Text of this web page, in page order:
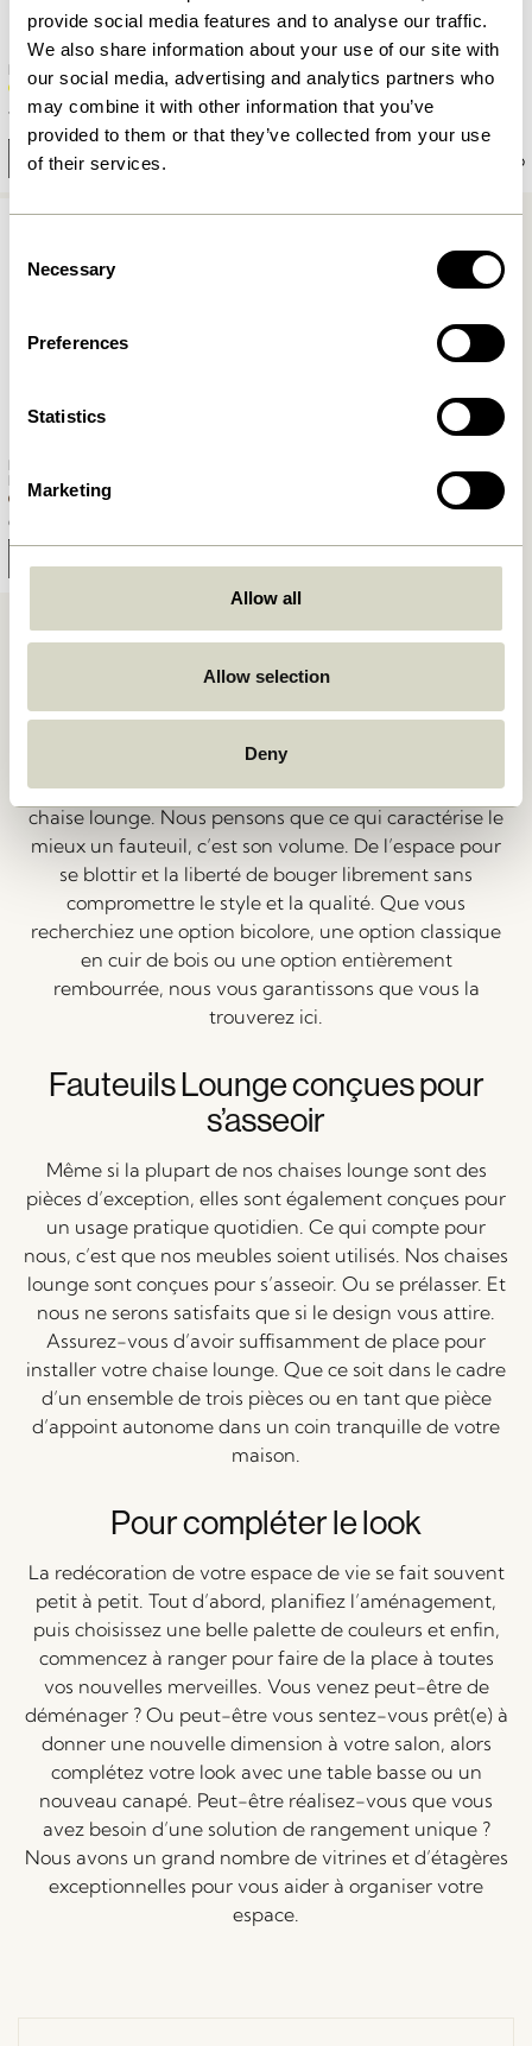
provide social media features and to analyse our traffic.
We also share information about your use of our site with
our social media, advertising and analytics partners who
may combine it with other information that you’ve
provided to them or that they’ve collected from your use
of their services.
Selection
Necessary
Preferences
Statistics
Marketing
Allow all
Allow selection
Deny
Eyrie Fauteuil lounge Jaune
4.999,00kr.
Ajouter au panier
Haze Fauteuil lounge
Gris/Naturel
Haze Fauteuil lounge
Marron/Naturel
6.399,00
Une invitation à la détente
livre préféré, ou quoi que ce soit d’autre, faites-vous
plaisir et installez-vous confortablement dans une
chaise lounge. Nous pensons que ce qui caractérise le
mieux un fauteuil, c’est son volume. De l’espace pour
se blottir et la liberté de bouger librement sans
compromettre le style et la qualité. Que vous
recherchiez une option bicolore, une option classique
en cuir de bois ou une option entièrement
rembourrée, nous vous garantissons que vous la
trouverez ici.
Fauteuils Lounge conçues pour
s’asseoir
Même si la plupart de nos chaises lounge sont des
pièces d’exception, elles sont également conçues pour
un usage pratique quotidien. Ce qui compte pour
nous, c’est que nos meubles soient utilisés. Nos chaises
lounge sont conçues pour s’asseoir. Ou se prélasser. Et
nous ne serons satisfaits que si le design vous attire.
Assurez-vous d’avoir suffisamment de place pour
installer votre chaise lounge. Que ce soit dans le cadre
d’un ensemble de trois pièces ou en tant que pièce
d’appoint autonome dans un coin tranquille de votre
maison.
Pour compléter le look
La redécoration de votre espace de vie se fait souvent
petit à petit. Tout d’abord, planifiez l’aménagement,
puis choisissez une belle palette de couleurs et enfin,
commencez à ranger pour faire de la place à toutes
vos nouvelles merveilles. Vous venez peut-être de
déménager ? Ou peut-être vous sentez-vous prêt(e) à
donner une nouvelle dimension à votre salon, alors
complétez votre look avec une table basse ou un
nouveau canapé. Peut-être réalisez-vous que vous
avez besoin d’une solution de rangement unique ?
Nous avons un grand nombre de vitrines et d’étagères
exceptionnelles pour vous aider à organiser votre
espace.